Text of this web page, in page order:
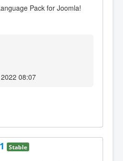
Pack for Joomla!
08:07
Stable